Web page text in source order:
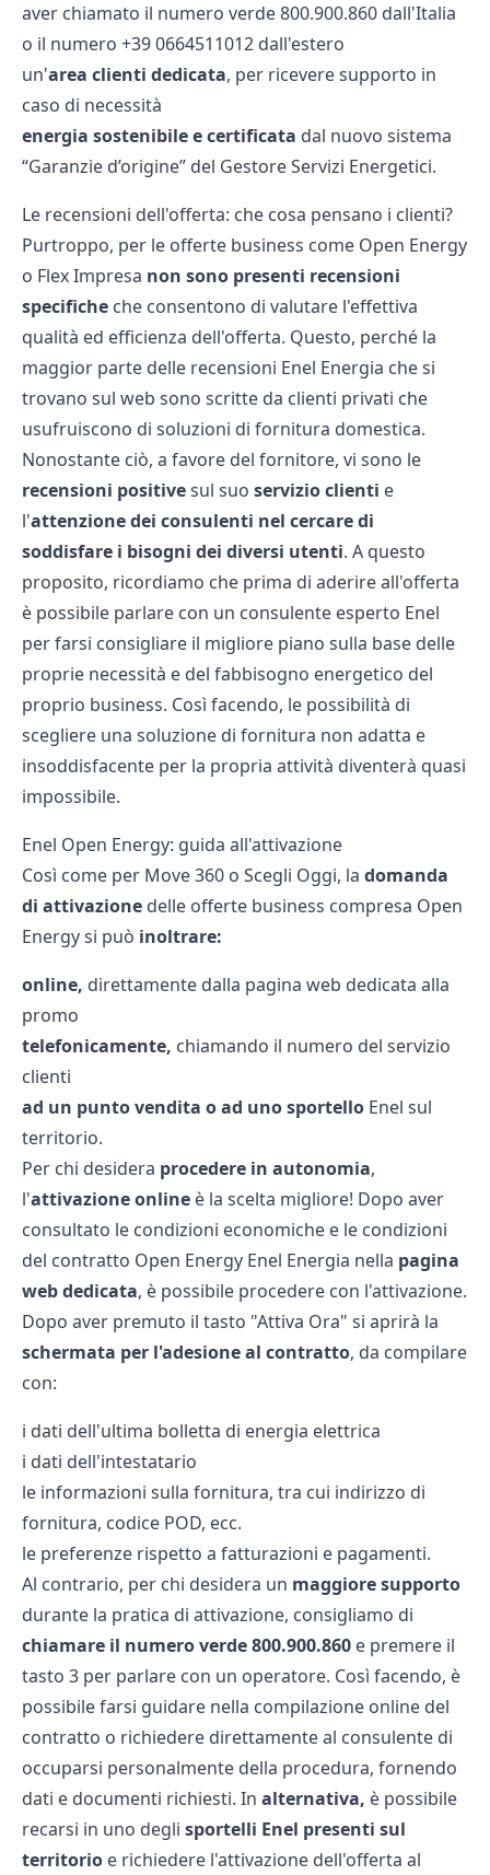
aver chiamato il numero verde 800.900.860 dall'Italia
o il numero +39 0664511012 dall'estero
un'area clienti dedicata, per ricevere supporto in
caso di necessità
energia sostenibile e certificata dal nuovo sistema
“Garanzie d’origine” del Gestore Servizi Energetici.
Le recensioni dell'offerta: che cosa pensano i clienti?
Purtroppo, per le offerte business come Open Energy
o Flex Impresa non sono presenti recensioni
specifiche che consentono di valutare l'effettiva
qualità ed efficienza dell'offerta. Questo, perché la
maggior parte delle recensioni Enel Energia che si
trovano sul web sono scritte da clienti privati che
usufruiscono di soluzioni di fornitura domestica.
Nonostante ciò, a favore del fornitore, vi sono le
recensioni positivesul suo servizio clienti e
l'attenzione dei consulenti nel cercare di
soddisfare i bisogni dei diversi utenti. A questo
proposito, ricordiamo che prima di aderire all'offerta
è possibile parlare con un consulente esperto Enel
per farsi consigliare il migliore piano sulla base delle
proprie necessità e del fabbisogno energetico del
proprio business. Così facendo, le possibilità di
scegliere una soluzione di fornitura non adatta e
insoddisfacente per la propria attività diventerà quasi
impossibile.
Enel Open Energy: guida all'attivazione
Così come per Move 360 o Scegli Oggi, la domanda
di attivazione delle offerte business compresa Open
Energy si può inoltrare:
online, direttamente dalla pagina web dedicata alla
promo
telefonicamente, chiamando il numero del servizio
clienti
ad un punto vendita o ad uno sportello Enel sul
territorio.
Per chi desidera procedere in autonomia,
l'attivazione online è la scelta migliore! Dopo aver
consultato le condizioni economiche e le condizioni
del contratto Open Energy Enel Energia nella pagina
web dedicata, è possibile procedere con l'attivazione.
Dopo aver premuto il tasto "Attiva Ora" si aprirà la
schermata per l'adesione al contratto, da compilare
con:
i dati dell'ultima bolletta di energia elettrica
i dati dell'intestatario
le informazioni sulla fornitura, tra cui indirizzo di
fornitura, codice POD, ecc.
le preferenze rispetto a fatturazioni e pagamenti.
Al contrario, per chi desidera un maggiore supporto
durante la pratica di attivazione, consigliamo di
chiamare il numero verde 800.900.860 e premere il
tasto 3 per parlare con un operatore. Così facendo, è
possibile farsi guidare nella compilazione online del
contratto o richiedere direttamente al consulente di
occuparsi personalmente della procedura, fornendo
dati e documenti richiesti. In alternativa, è possibile
recarsi in uno degli sportelli Enel presenti sul
territorio e richiedere l'attivazione dell'offerta al